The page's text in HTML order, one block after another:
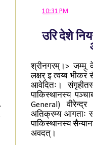
10:31 PM
उरि देशे
श्रीनगरम्।> जम्मू
लक्षर् इ त्वय्ब
आवेदितः।
पाकिस्थानस्य
General)
अतिक्रम्य आगताः
पाकिस्थानस्य
अवदत्।